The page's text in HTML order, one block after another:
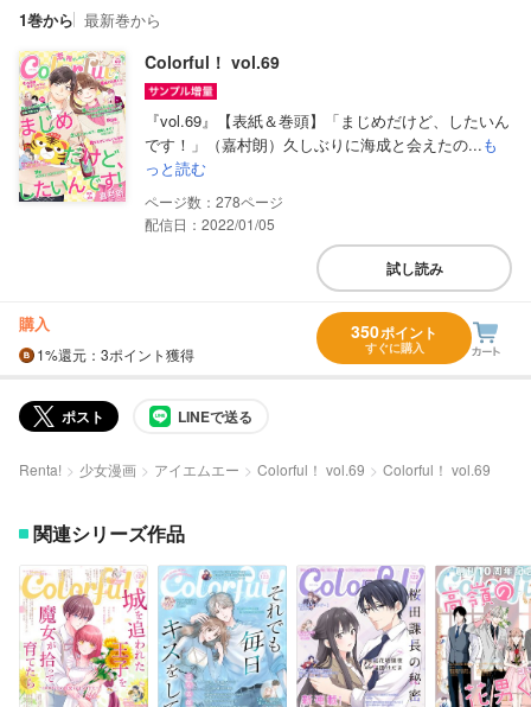
1巻から 最新巻から
Colorful！ vol.69
『vol.69』【表紙＆巻頭】「まじめだけど、したいん
です！」（嘉村朗）久しぶりに海成と会えたの...も
っと読む
278
配信日：2022/01/05
試し読み
購入
1%還元 ：3ポイント獲得
350ポイント
すぐに購入
ポスト LINEで送る
Renta! 少女漫画 アイエムエー Colorful！ vol.69 Colorful！ vol.69
関連シリーズ作品